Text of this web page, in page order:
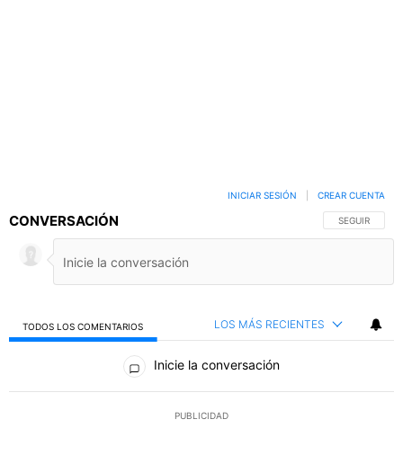
CONVERSACIÓN SIGA ESTA
SEGUIR
INICIAR SESIÓN CREAR CUENTA
TODOS LOS COMENTARIOS LOS MÁS RECIENTES
Todos los comentarios
Inicie la conversación
PUBLICIDAD